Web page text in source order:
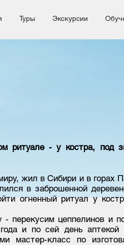
Туры Экскурсии
ритуале - у костра, под
жил в Сибири и в горах
в заброшенной
огненный ритуал у
перекусим цеппелинов и
и по сей день аптекой
мастер-класс по